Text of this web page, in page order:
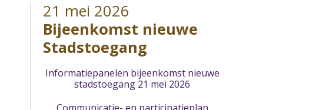
21 mei 2026
Bijeenkomst nieuwe
Stadstoegang
Informatiepanelen bijeenkomst nieuwe
stadstoegang 21 mei 2026